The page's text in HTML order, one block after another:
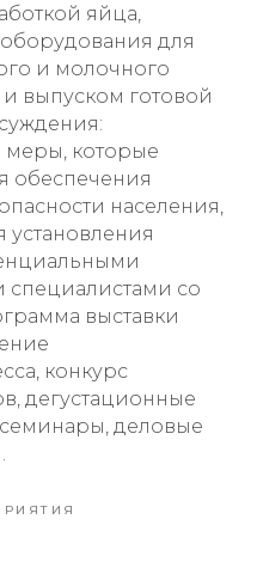
яйца,
для
и молочного
выпуском готовой
меры, которые
обеспечения
населения,
со
выставки
конкурс
дегустационные
семинары, деловые